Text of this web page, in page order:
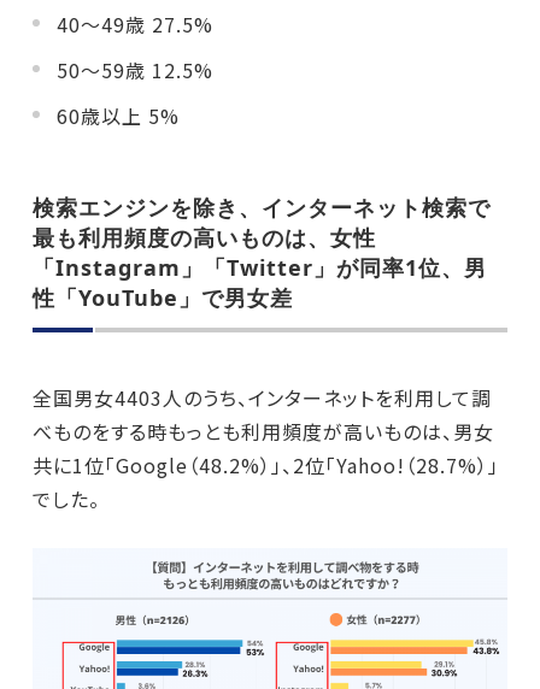
40～49歳 27.5%
50～59歳 12.5%
60歳以上 5%
検索エンジンを除き、インターネット検索で
最も利用頻度の高いものは、女性
「Instagram」「Twitter」が同率1位、男
性「YouTube」で男女差
全国男女4403人のうち、インターネットを利用して調
べものをする時もっとも利用頻度が高いものは、男女
共に1位「Google（48.2%）」、2位「Yahoo!（28.7%）」
でした。